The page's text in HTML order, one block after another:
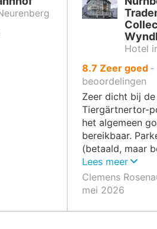
Hotel
8.7 uit
10
,
Zeer goed ‐
beoordelingen
Zeer dicht bij de
Tiergärtnertor-
het algemeen
bereikbaar.
(betaald, maar
Tankstation
Lees meer
Clemens
mei 2026